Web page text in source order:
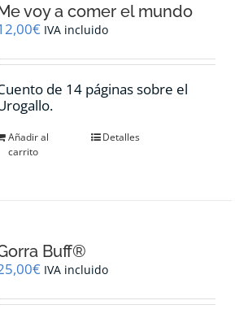
voy a comer el mundo
€ IVA incluido
de 14 páginas sobre el
Añadir al
carrito
Detalles
Buff®
€ IVA incluido